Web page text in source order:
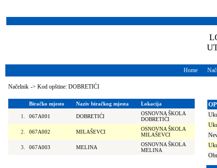
Home
Načelnik -> Kod opštine: DOBRETIĆI
Biračko mjesto Naziv biračkog mjesta Lokacija
1. 067A001 DOBRETIĆI
OSNOVNA ŠKOLA
DOBRETIĆI
2. 067A002 MILAŠEVCI
OSNOVNA ŠKOLA
MILAŠEVCI
3. 067A003 MELINA
OSNOVNA ŠKOLA
MELINA